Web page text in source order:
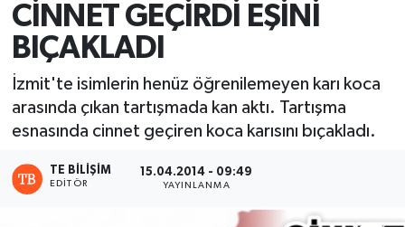
CİNNET GEÇİRDİ EŞİNİ
BIÇAKLADI
İzmit'te isimlerin henüz öğrenilemeyen karı koca
arasında çıkan tartışmada kan aktı. Tartışma
esnasında cinnet geçiren koca karısını bıçakladı.
TE BILIŞIM
EDITÖR
15.04.2014 - 09:49
YAYINLANMA